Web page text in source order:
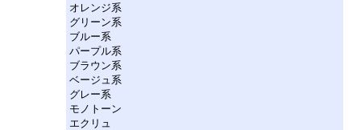
オレンジ系
グリーン系
ブルー系
パープル系
ブラウン系
ベージュ系
グレー系
モノトーン
エクリュ